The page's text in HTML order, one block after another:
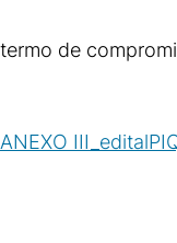
termo de
ANEXO